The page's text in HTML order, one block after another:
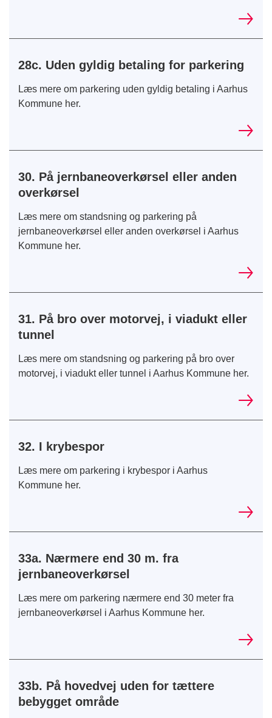
28c. Uden gyldig betaling for parkering
Læs mere om parkering uden gyldig betaling i Aarhus
Kommune her.
30. På jernbaneoverkørsel eller anden
overkørsel
Læs mere om standsning og parkering på
jernbaneoverkørsel eller anden overkørsel i Aarhus
Kommune her.
31. På bro over motorvej, i viadukt eller
tunnel
Læs mere om standsning og parkering på bro over
motorvej, i viadukt eller tunnel i Aarhus Kommune her.
32. I krybespor
Læs mere om parkering i krybespor i Aarhus
Kommune her.
33a. Nærmere end 30 m. fra
jernbaneoverkørsel
Læs mere om parkering nærmere end 30 meter fra
jernbaneoverkørsel i Aarhus Kommune her.
33b. På hovedvej uden for tættere
bebygget område